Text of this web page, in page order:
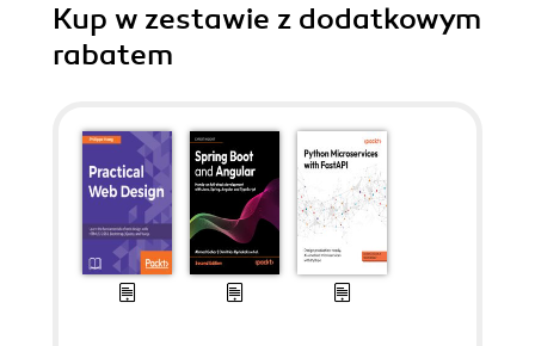
Kup w zestawie z dodatkowym
rabatem